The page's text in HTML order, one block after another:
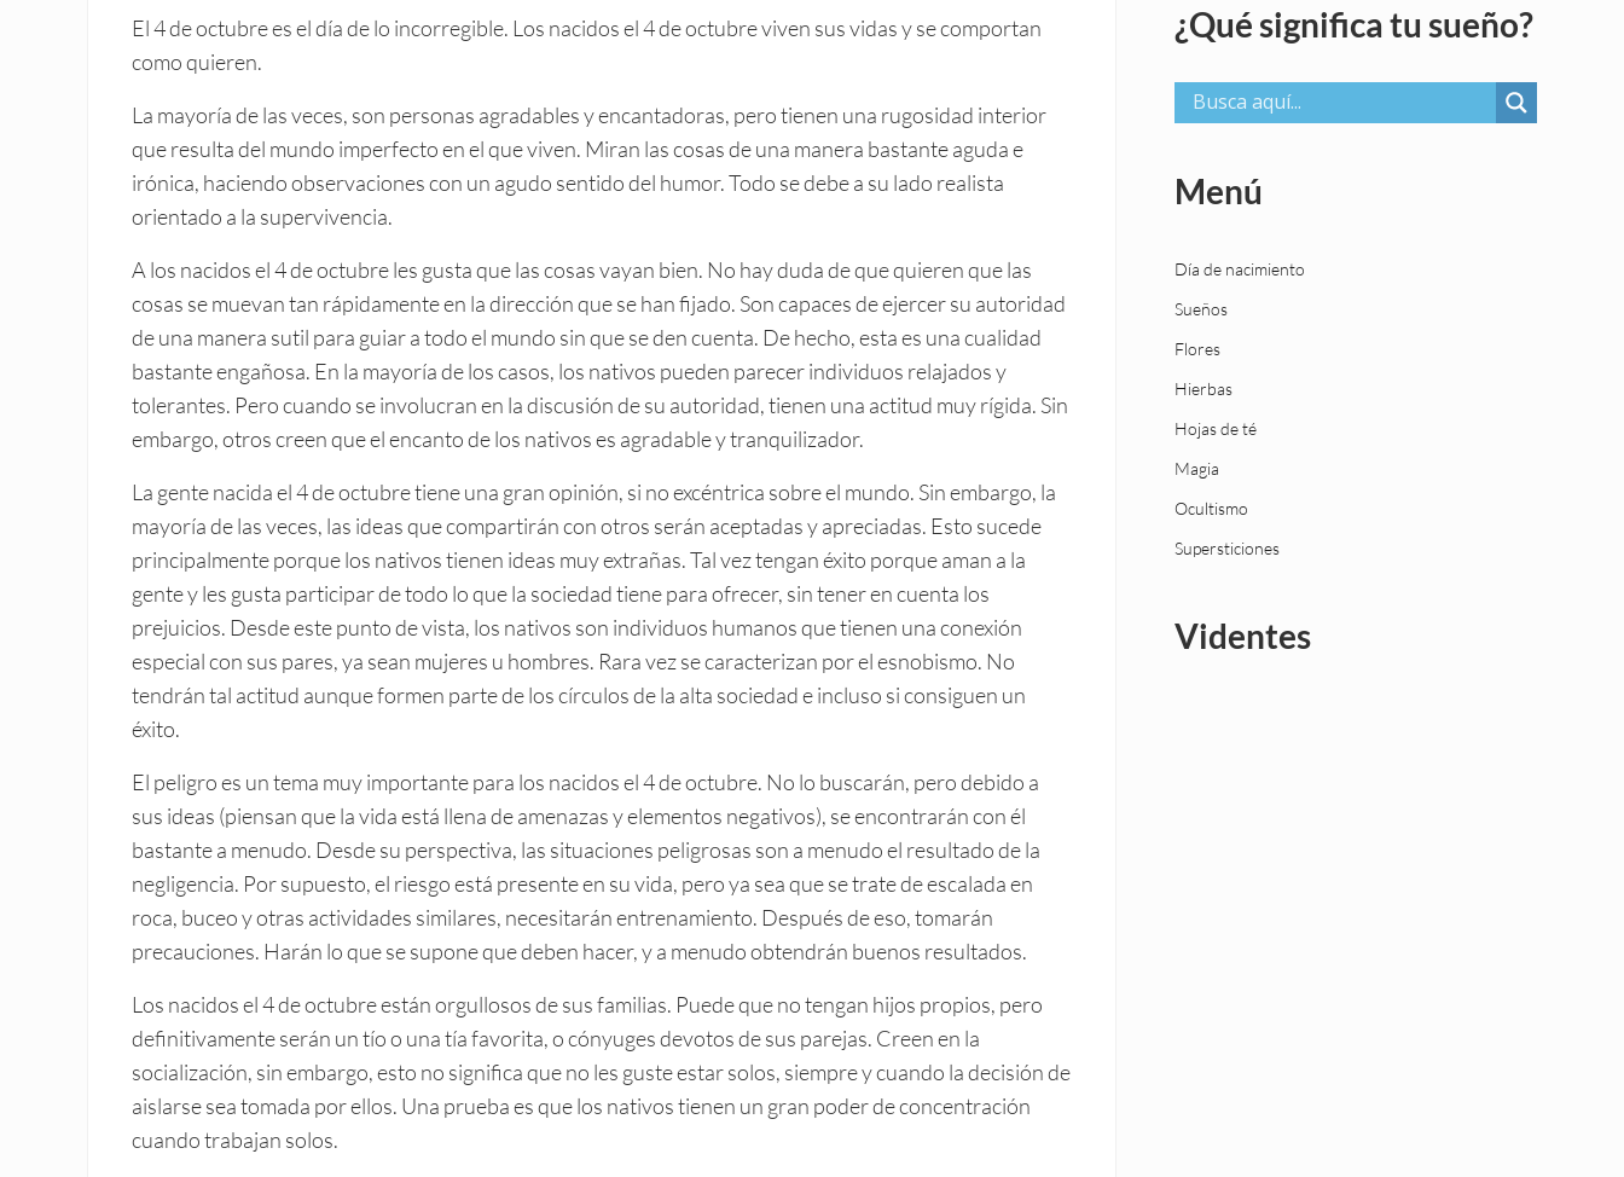
El 4 de octubre es el día de lo incorregible. Los nacidos el 4 de octubre viven sus vidas y se comportan
como quieren.
La mayoría de las veces, son personas agradables y encantadoras, pero tienen una rugosidad interior
que resulta del mundo imperfecto en el que viven. Miran las cosas de una manera bastante aguda e
irónica, haciendo observaciones con un agudo sentido del humor. Todo se debe a su lado realista
orientado a la supervivencia.
A los nacidos el 4 de octubre les gusta que las cosas vayan bien. No hay duda de que quieren que las
cosas se muevan tan rápidamente en la dirección que se han fijado. Son capaces de ejercer su autoridad
de una manera sutil para guiar a todo el mundo sin que se den cuenta. De hecho, esta es una cualidad
bastante engañosa. En la mayoría de los casos, los nativos pueden parecer individuos relajados y
tolerantes. Pero cuando se involucran en la discusión de su autoridad, tienen una actitud muy rígida. Sin
embargo, otros creen que el encanto de los nativos es agradable y tranquilizador.
La gente nacida el 4 de octubre tiene una gran opinión, si no excéntrica sobre el mundo. Sin embargo, la
mayoría de las veces, las ideas que compartirán con otros serán aceptadas y apreciadas. Esto sucede
principalmente porque los nativos tienen ideas muy extrañas. Tal vez tengan éxito porque aman a la
gente y les gusta participar de todo lo que la sociedad tiene para ofrecer, sin tener en cuenta los
prejuicios. Desde este punto de vista, los nativos son individuos humanos que tienen una conexión
especial con sus pares, ya sean mujeres u hombres. Rara vez se caracterizan por el esnobismo. No
tendrán tal actitud aunque formen parte de los círculos de la alta sociedad e incluso si consiguen un
éxito.
El peligro es un tema muy importante para los nacidos el 4 de octubre. No lo buscarán, pero debido a
sus ideas (piensan que la vida está llena de amenazas y elementos negativos), se encontrarán con él
bastante a menudo. Desde su perspectiva, las situaciones peligrosas son a menudo el resultado de la
negligencia. Por supuesto, el riesgo está presente en su vida, pero ya sea que se trate de escalada en
roca, buceo y otras actividades similares, necesitarán entrenamiento. Después de eso, tomarán
precauciones. Harán lo que se supone que deben hacer, y a menudo obtendrán buenos resultados.
Los nacidos el 4 de octubre están orgullosos de sus familias. Puede que no tengan hijos propios, pero
definitivamente serán un tío o una tía favorita, o cónyuges devotos de sus parejas. Creen en la
socialización, sin embargo, esto no significa que no les guste estar solos, siempre y cuando la decisión de
aislarse sea tomada por ellos. Una prueba es que los nativos tienen un gran poder de concentración
cuando trabajan solos.
¿Qué significa tu sueño?
Menú
Día de nacimiento
Sueños
Flores
Hierbas
Hojas de té
Magia
Ocultismo
Supersticiones
Videntes